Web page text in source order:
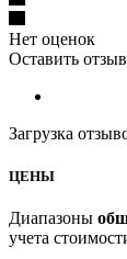
Нет оценок
Оставить отзыв
Загрузка
ЦЕНЫ
Диапазоны
учета